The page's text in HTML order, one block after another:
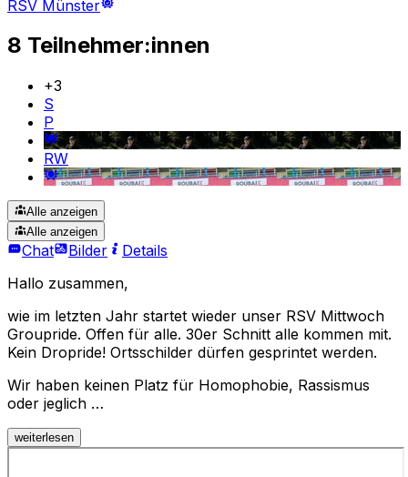
RSV Münster
8 Teilnehmer:innen
+3
S
P
RW
Alle anzeigen
Alle anzeigen
Chat Bilder
Details
Hallo zusammen,
wie im letzten Jahr startet wieder unser RSV Mittwoch
Groupride. Offen für alle. 30er Schnitt alle kommen mit.
Kein Dropride! Ortsschilder dürfen gesprintet werden.
Wir haben keinen Platz für Homophobie, Rassismus
oder jeglich …
weiterlesen